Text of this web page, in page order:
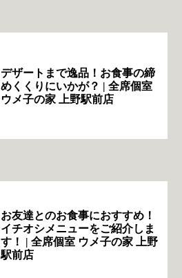
デザートまで逸品！お食事の締
めくくりにいかが？ | 全席個室
ウメ子の家 上野駅前店
お友達とのお食事におすすめ！
イチオシメニューをご紹介しま
す！ | 全席個室 ウメ子の家 上野
駅前店